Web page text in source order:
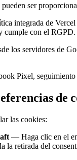
ser
integrada de Vercel
con el
los servidores de
Pixel,
de
las cookies:
— Haga clic en el
la retirada del